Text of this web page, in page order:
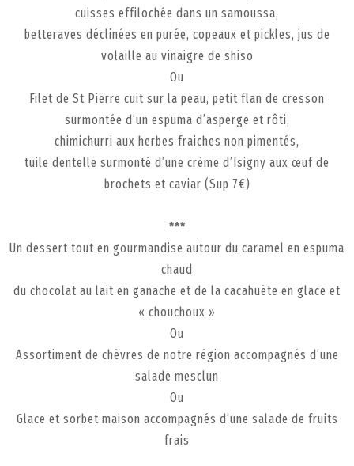
cuisses effilochée dans un samoussa,
betteraves déclinées en purée, copeaux et pickles, jus de
volaille au vinaigre de shiso
Ou
Filet de St Pierre cuit sur la peau, petit flan de cresson
surmontée d’un espuma d’asperge et rôti,
chimichurri aux herbes fraiches non pimentés,
tuile dentelle surmonté d’une crème d’Isigny aux œuf de
brochets et caviar (Sup 7€)
***
Un dessert tout en gourmandise autour du caramel en espuma
chaud
du chocolat au lait en ganache et de la cacahuète en glace et
« chouchoux »
Ou
Assortiment de chèvres de notre région accompagnés d’une
salade mesclun
Ou
Glace et sorbet maison accompagnés d’une salade de fruits
frais